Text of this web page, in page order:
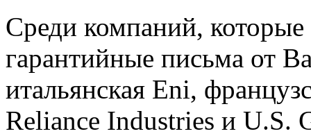
Среди компаний,
гарантийные письма от
итальянская Eni,
Reliance Industries и U.S.